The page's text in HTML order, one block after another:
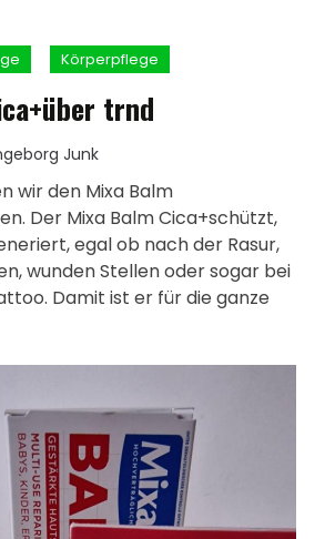
Körperpflege
trnd
Junk
wir den Mixa Balm
Der Mixa Balm Cica+schützt,
egal ob nach der Rasur,
wunden Stellen oder sogar bei
Damit ist er für die ganze